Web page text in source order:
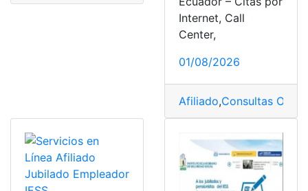
Internet, Call
Center,
01/08/2026
Afiliado,Consultas Online